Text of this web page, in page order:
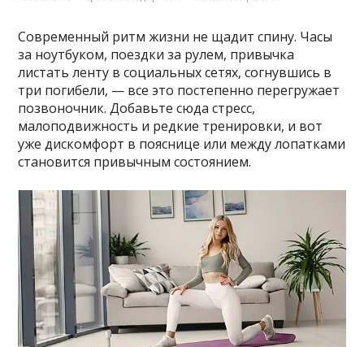
Современный ритм жизни не щадит спину. Часы
за ноутбуком, поездки за рулем, привычка
листать ленту в социальных сетях, согнувшись в
три погибели, — все это постепенно перегружает
позвоночник. Добавьте сюда стресс,
малоподвижность и редкие тренировки, и вот
уже дискомфорт в пояснице или между лопатками
становится привычным состоянием.